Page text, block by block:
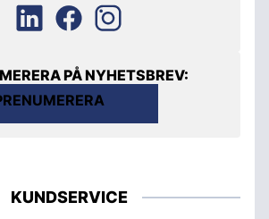
PÅ NYHETSBREV:
KUNDSERVICE